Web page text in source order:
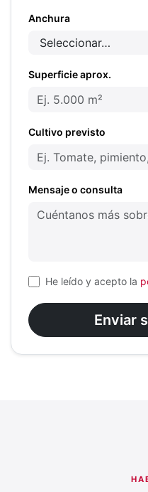
Anchura
Superficie aprox.
Cultivo previsto
Mensaje o consulta
He leído y acepto la
Enviar